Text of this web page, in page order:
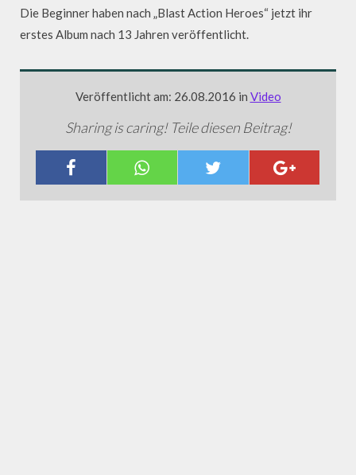
Die Beginner haben nach „Blast Action Heroes“ jetzt ihr
erstes Album nach 13 Jahren veröffentlicht.
Veröffentlicht am: 26.08.2016 in Video
Sharing is caring! Teile diesen Beitrag!